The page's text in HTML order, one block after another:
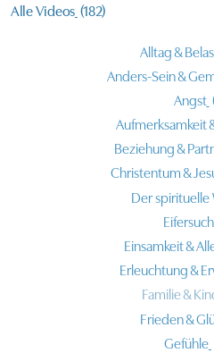
Alle Videos (182)
Alltag &
Anders-Sein &
Angst
Aufmerksamkeit
Beziehung &
Christentum &
Der spirituelle
Einsamkeit &
Erleuchtung &
Familie &
Frieden &
Gefühle